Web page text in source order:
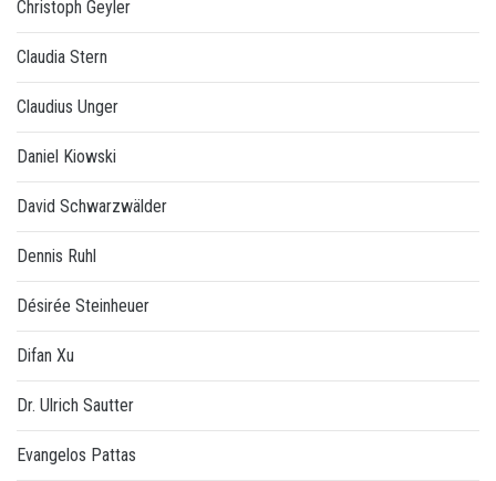
Christoph Geyler
Claudia Stern
Claudius Unger
Daniel Kiowski
David Schwarzwälder
Dennis Ruhl
Désirée Steinheuer
Difan Xu
Dr. Ulrich Sautter
Evangelos Pattas